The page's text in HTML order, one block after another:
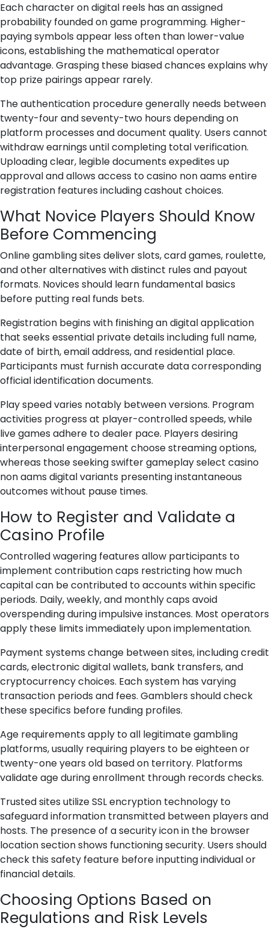
Each character on digital reels has an assigned
probability founded on game programming. Higher-
paying symbols appear less often than lower-value
icons, establishing the mathematical operator
advantage. Grasping these biased chances explains why
top prize pairings appear rarely.
The authentication procedure generally needs between
twenty-four and seventy-two hours depending on
platform processes and document quality. Users cannot
withdraw earnings until completing total verification.
Uploading clear, legible documents expedites up
approval and allows access to casino non aams entire
registration features including cashout choices.
What Novice Players Should Know
Before Commencing
Online gambling sites deliver slots, card games, roulette,
and other alternatives with distinct rules and payout
formats. Novices should learn fundamental basics
before putting real funds bets.
Registration begins with finishing an digital application
that seeks essential private details including full name,
date of birth, email address, and residential place.
Participants must furnish accurate data corresponding
official identification documents.
Play speed varies notably between versions. Program
activities progress at player-controlled speeds, while
live games adhere to dealer pace. Players desiring
interpersonal engagement choose streaming options,
whereas those seeking swifter gameplay select casino
non aams digital variants presenting instantaneous
outcomes without pause times.
How to Register and Validate a
Casino Profile
Controlled wagering features allow participants to
implement contribution caps restricting how much
capital can be contributed to accounts within specific
periods. Daily, weekly, and monthly caps avoid
overspending during impulsive instances. Most operators
apply these limits immediately upon implementation.
Payment systems change between sites, including credit
cards, electronic digital wallets, bank transfers, and
cryptocurrency choices. Each system has varying
transaction periods and fees. Gamblers should check
these specifics before funding profiles.
Age requirements apply to all legitimate gambling
platforms, usually requiring players to be eighteen or
twenty-one years old based on territory. Platforms
validate age during enrollment through records checks.
Trusted sites utilize SSL encryption technology to
safeguard information transmitted between players and
hosts. The presence of a security icon in the browser
location section shows functioning security. Users should
check this safety feature before inputting individual or
financial details.
Choosing Options Based on
Regulations and Risk Levels